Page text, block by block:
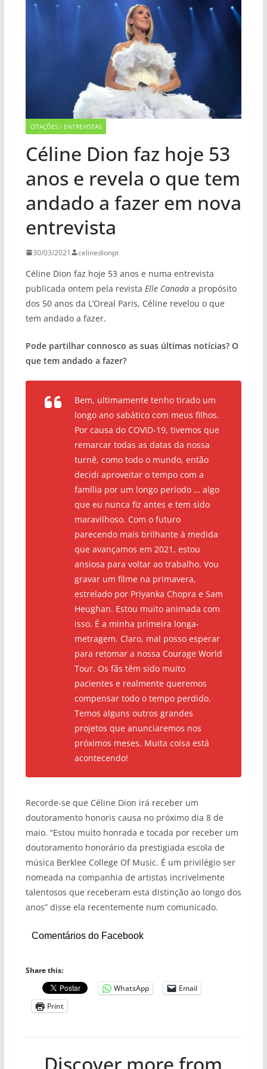
CITAÇÕES / ENTREVISTAS
Céline Dion faz hoje 53
anos e revela o que tem
andado a fazer em nova
entrevista
30/03/2021 celinedionpt
Céline Dion faz hoje 53 anos e numa entrevista
publicada ontem pela revista Elle Canada a propósito
dos 50 anos da L’Oreal Paris, Céline revelou o que
tem andado a fazer.
Pode partilhar connosco as suas últimas notícias? O
que tem andado a fazer?
Bem, ultimamente tenho tirado um
longo ano sabático com meus filhos.
Por causa do COVID-19, tivemos que
remarcar todas as datas da nossa
turnê, como todo o mundo, então
decidi aproveitar o tempo com a
família por um longo período … algo
que eu nunca fiz antes e tem sido
maravilhoso. Com o futuro
parecendo mais brilhante à medida
que avançamos em 2021, estou
ansiosa para voltar ao trabalho. Vou
gravar um filme na primavera,
estrelado por Priyanka Chopra e Sam
Heughan. Estou muito animada com
isso. É a minha primeira longa-
metragem. Claro, mal posso esperar
para retomar a nossa Courage World
Tour. Os fãs têm sido muito
pacientes e realmente queremos
compensar todo o tempo perdido.
Temos alguns outros grandes
projetos que anunciaremos nos
próximos meses. Muita coisa está
acontecendo!
Recorde-se que Céline Dion irá receber um
doutoramento honoris causa no próximo dia 8 de
maio. “Estou muito honrada e tocada por receber um
doutoramento honorário da prestigiada escola de
música Berklee College Of Music. É um privilégio ser
nomeada na companhia de artistas incrivelmente
talentosos que receberam esta distinção ao longo dos
anos” disse ela recentemente num comunicado.
Comentários do Facebook
Share this:
WhatsApp
Email
Print
Discover more from